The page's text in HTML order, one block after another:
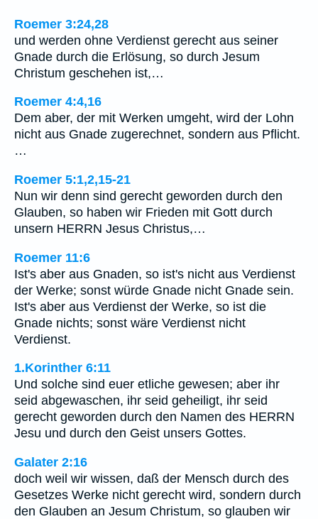
Roemer 3:24,28
und werden ohne Verdienst gerecht aus seiner
Gnade durch die Erlösung, so durch Jesum
Christum geschehen ist,…
Roemer 4:4,16
Dem aber, der mit Werken umgeht, wird der Lohn
nicht aus Gnade zugerechnet, sondern aus Pflicht.
…
Roemer 5:1,2,15-21
Nun wir denn sind gerecht geworden durch den
Glauben, so haben wir Frieden mit Gott durch
unsern HERRN Jesus Christus,…
Roemer 11:6
Ist's aber aus Gnaden, so ist's nicht aus Verdienst
der Werke; sonst würde Gnade nicht Gnade sein.
Ist's aber aus Verdienst der Werke, so ist die
Gnade nichts; sonst wäre Verdienst nicht
Verdienst.
1.Korinther 6:11
Und solche sind euer etliche gewesen; aber ihr
seid abgewaschen, ihr seid geheiligt, ihr seid
gerecht geworden durch den Namen des HERRN
Jesu und durch den Geist unsers Gottes.
Galater 2:16
doch weil wir wissen, daß der Mensch durch des
Gesetzes Werke nicht gerecht wird, sondern durch
den Glauben an Jesum Christum, so glauben wir